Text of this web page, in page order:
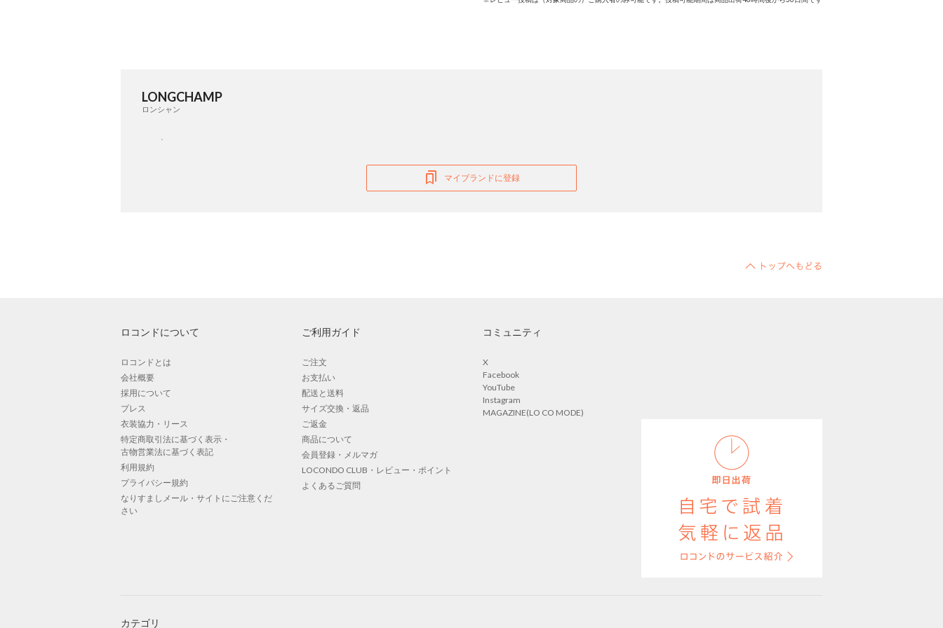
LONGCHAMP
ロンシャン
マイブランドに登録
ロコンドについて
ロコンドとは
会社概要
採用について
プレス
衣装協力・リース
特定商取引法に基づく表示・
古物営業法に基づく表記
利用規約
プライバシー規約
なりすましメール・サイトにご注意くだ
さい
ご利用ガイド
ご注文
お支払い
配送と送料
サイズ交換・返品
ご返金
商品について
会員登録・メルマガ
LOCONDO CLUB・レビュー・ポイント
よくあるご質問
コミュニティ
X
Facebook
YouTube
Instagram
MAGAZINE(LO CO MODE)
カテゴリ